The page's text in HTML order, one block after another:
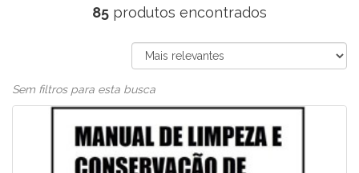
85 produtos encontrados
Sem filtros para esta busca